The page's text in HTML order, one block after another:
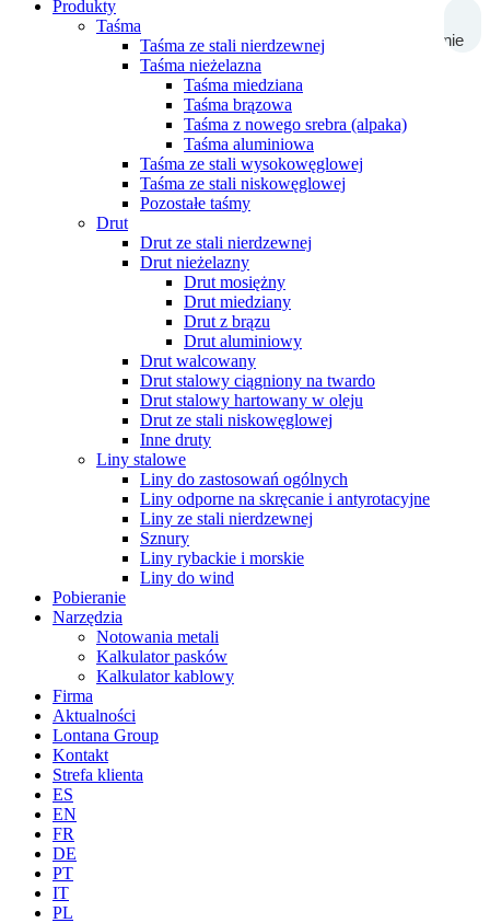
Wyszukiwanie
Produkty
Taśma
Taśma ze stali nierdzewnej
Taśma nieżelazna
Taśma miedziana
Taśma brązowa
Taśma z nowego srebra (alpaka)
Taśma aluminiowa
Taśma ze stali wysokowęglowej
Taśma ze stali niskowęglowej
Pozostałe taśmy
Drut
Drut ze stali nierdzewnej
Drut nieżelazny
Drut mosiężny
Drut miedziany
Drut z brązu
Drut aluminiowy
Drut walcowany
Drut stalowy ciągniony na twardo
Drut stalowy hartowany w oleju
Drut ze stali niskowęglowej
Inne druty
Liny stalowe
Liny do zastosowań ogólnych
Liny odporne na skręcanie i antyrotacyjne
Liny ze stali nierdzewnej
Sznury
Liny rybackie i morskie
Liny do wind
Pobieranie
Narzędzia
Notowania metali
Kalkulator pasków
Kalkulator kablowy
Firma
Aktualności
Lontana Group
Kontakt
Strefa klienta
ES
EN
FR
DE
PT
IT
PL